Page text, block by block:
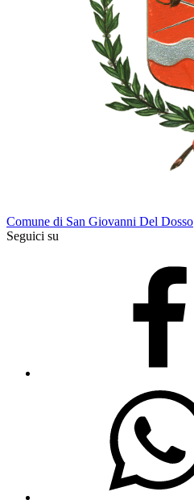
Comune di San Giovanni Del Dosso
Seguici su